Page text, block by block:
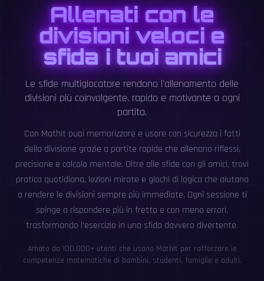
Allenati con le
divisioni veloci e
sfida i tuoi amici
Le sfide multigiocatore rendono l'allenamento delle
divisioni più coinvolgente, rapido e motivante a ogni
partita.
Con MathIt puoi memorizzare e usare con sicurezza i fatti
della divisione grazie a partite rapide che allenano riflessi,
precisione e calcolo mentale. Oltre alle sfide con gli amici, trovi
pratica quotidiana, lezioni mirate e giochi di logica che aiutano
a rendere le divisioni sempre più immediate. Ogni sessione ti
spinge a rispondere più in fretta e con meno errori,
trasformando l'esercizio in una sfida davvero divertente.
Amato da 100,000+ utenti che usano MathIt per rafforzare le
competenze matematiche di bambini, studenti, famiglie e adulti.